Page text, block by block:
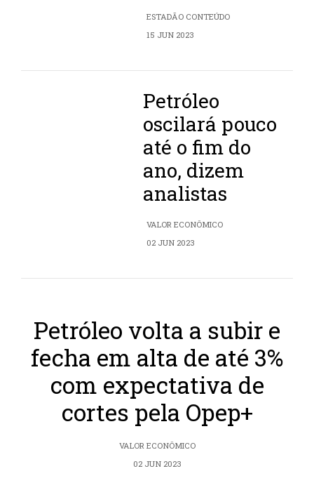
ESTADÃO CONTEÚDO
15 JUN 2023
Petróleo
oscilará pouco
até o fim do
ano, dizem
analistas
VALOR ECONÔMICO
02 JUN 2023
Petróleo volta a subir e
fecha em alta de até 3%
com expectativa de
cortes pela Opep+
VALOR ECONÔMICO
02 JUN 2023